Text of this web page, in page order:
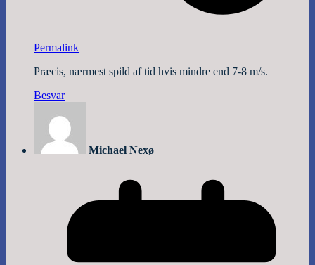
Permalink
Præcis, nærmest spild af tid hvis mindre end 7-8 m/s.
Besvar
Michael Nexø